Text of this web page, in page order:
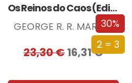
30%
2 = 3
Os Reinos do Caos (Edição especial limitada)
GEORGE R. R. MARTIN
23,30€16,31€